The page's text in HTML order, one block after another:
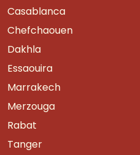
Casablanca
Chefchaouen
Dakhla
Essaouira
Marrakech
Merzouga
Rabat
Tanger